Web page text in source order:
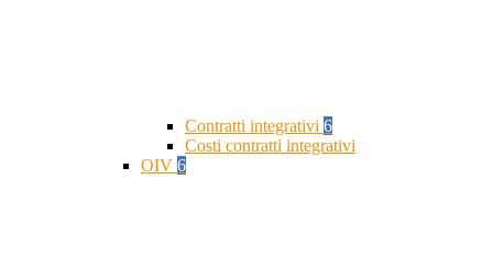
Contratti integrativi 6
Costi contratti integrativi
OIV 6